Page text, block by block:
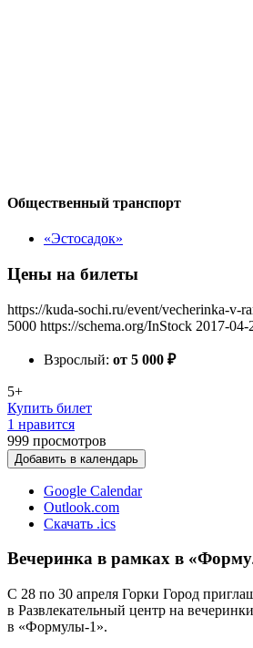
Общественный транспорт
«Эстосадок»
Цены на билеты
https://kuda-sochi.ru/event/vecherinka-v-
5000 https://schema.org/InStock 2017-04-
Взрослый: от 5 000 ₽
5+
Купить билет
1 нравится
999 просмотров
Добавить в календарь
Google Calendar
Outlook.com
Скачать .ics
Вечеринка в рамках в
С 28 по 30 апреля Горки Город
в Развлекательный центр на
в «Формулы-1».